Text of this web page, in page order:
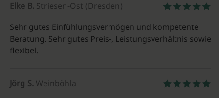
Elke B. Striesen-Ost (Dresden)
Sehr gutes Einfühlungsvermögen und kompetente
Beratung. Sehr gutes Preis-, Leistungsverhältnis sowie
flexibel.
Jörg S. Weinböhla